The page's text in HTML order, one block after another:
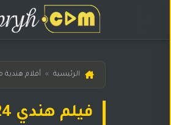
الرئيسية » أفلام
فيلم هندي Blackia 2 2024 مترجم